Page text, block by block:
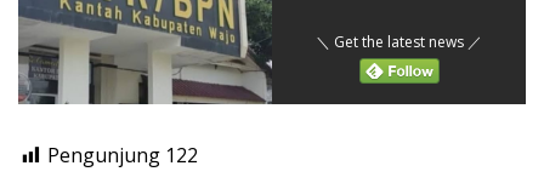
＼ Get the latest news ／
Pengunjung 122